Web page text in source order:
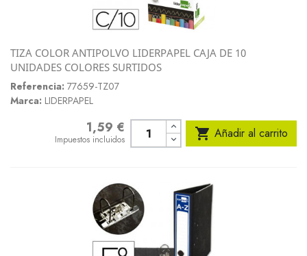
TIZA COLOR ANTIPOLVO LIDERPAPEL CAJA DE 10
UNIDADES COLORES SURTIDOS
Referencia: 77659-TZ07
Marca: LIDERPAPEL
1,59 €
Impuestos incluidos  Añadir al carrito